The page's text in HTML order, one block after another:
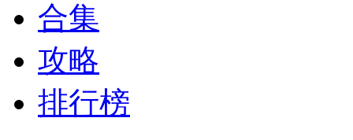
合集
攻略
排行榜